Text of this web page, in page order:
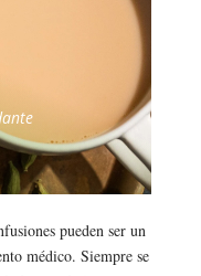
pueden ser un
médico. Siempre se